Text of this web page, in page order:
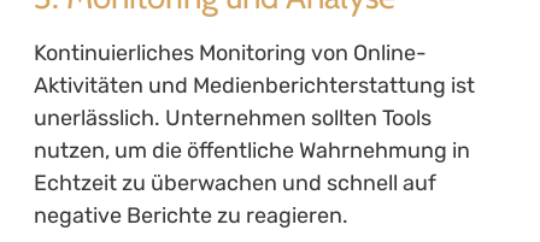
Kontinuierliches Monitoring von Online-
Aktivitäten und Medienberichterstattung ist
unerlässlich. Unternehmen sollten Tools
nutzen, um die öffentliche Wahrnehmung in
Echtzeit zu überwachen und schnell auf
negative Berichte zu reagieren.